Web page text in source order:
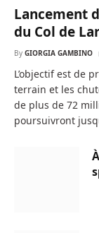
Lancement
du Col de
By GIORGIA GAMBINO
L’objectif est de
terrain et les
de plus de 72
poursuivront